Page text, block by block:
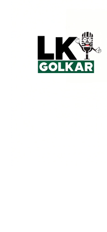
Indonesia dalam mendorong
kemitraan di berbagai daerah di
rasio kewirausahaan Sementara
Perdagangan RI Dyah Roro Esti
pemerintah terus mendorong
nasional melalui penguatan
Saat ini, rasio kewirausahaan
3,29 persen dari total angkatan
tersebut perlu ditingkatkan
agar Indonesia mampu menjadi
“Kami ingin melihat lebih
dunia usaha dan menciptakan